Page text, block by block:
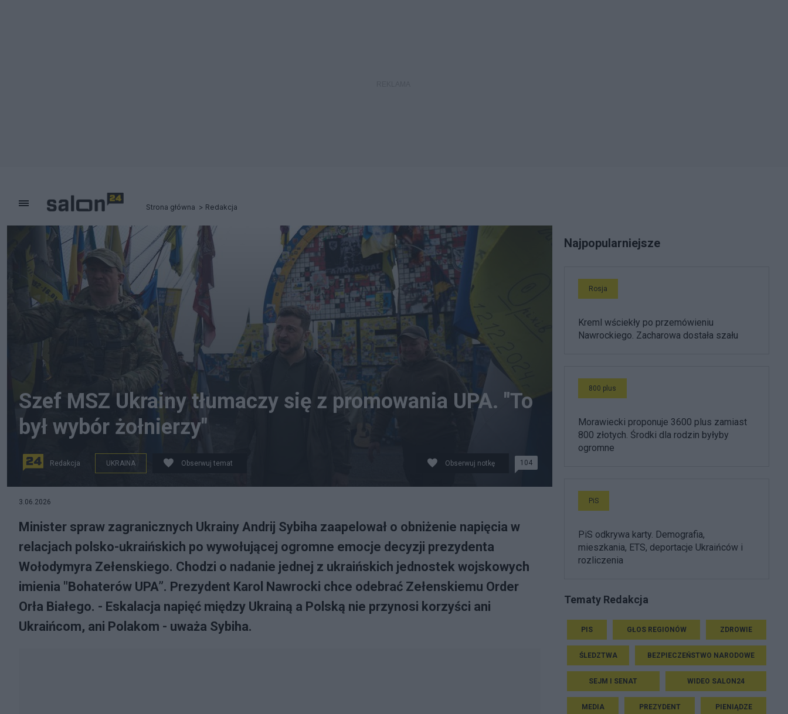
Strona główna Redakcja
Szef MSZ Ukrainy tłumaczy się z promowania UPA. "To
był wybór żołnierzy"
Redakcja UKRAINA Obserwuj temat Obserwuj notkę 104
3.06.2026
Minister spraw zagranicznych Ukrainy Andrij Sybiha zaapelował o obniżenie napięcia w
relacjach polsko-ukraińskich po wywołującej ogromne emocje decyzji prezydenta
Wołodymyra Zełenskiego. Chodzi o nadanie jednej z ukraińskich jednostek wojskowych
imienia "Bohaterów UPA”. Prezydent Karol Nawrocki chce odebrać Zełenskiemu Order
Orła Białego. - Eskalacja napięć między Ukrainą a Polską nie przynosi korzyści ani
Ukraińcom, ani Polakom - uważa Sybiha.
Najpopularniejsze
Rosja
Kreml wściekły po przemówieniu
Nawrockiego. Zacharowa dostała szału
800 plus
Morawiecki proponuje 3600 plus zamiast
800 złotych. Środki dla rodzin byłyby
ogromne
PiS
PiS odkrywa karty. Demografia,
mieszkania, ETS, deportacje Ukraińców i
rozliczenia
Tematy Redakcja
PIS GŁOS REGIONÓW ZDROWIE
ŚLEDZTWA BEZPIECZEŃSTWO NARODOWE
SEJM I SENAT WIDEO SALON24
MEDIA PREZYDENT PIENIĄDZE